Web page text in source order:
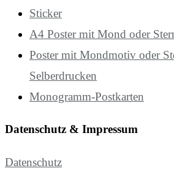
Sticker
A4 Poster mit Mond oder
Poster mit Mondmotiv oder
Selberdrucken
Monogramm-Postkarten
Datenschutz & Impressum
Datenschutz